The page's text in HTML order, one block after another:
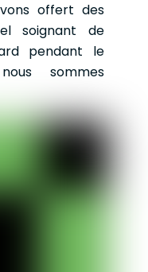
offert des
soignant de
pendant le
sommes